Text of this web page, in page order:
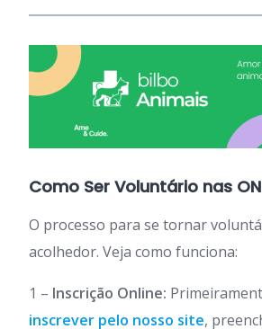
Como Ser Voluntário nas
O processo para se tornar
acolhedor. Veja como funciona:
1 – Inscrição Online:
inscrever pelo nosso site,